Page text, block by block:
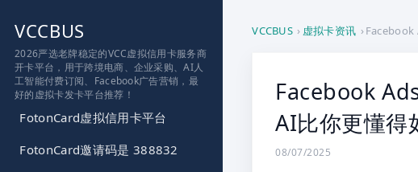
VCCBUS
2026严选老牌稳定的VCC虚拟信用卡服务商
开卡平台，用于跨境电商、企业采购、AI人
工智能付费订阅、Facebook广告营销，最
好的虚拟卡发卡平台推荐！
FotonCard虚拟信用卡平台
FotonCard邀请码是 388832
VCCBUS › 虚拟卡资讯 ›Facebook
Facebook
AI比你更懂得
08/07/2025